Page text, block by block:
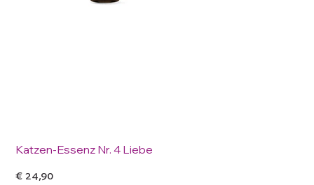
Katzen-Essenz Nr. 4 Liebe
€ 24,90